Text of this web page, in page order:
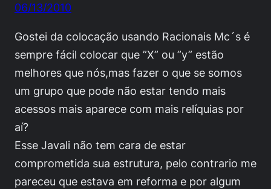
06/13/2010
Gostei da colocação usando Racionais Mc´s é
sempre fácil colocar que ”X” ou ”y” estão
melhores que nós,mas fazer o que se somos
um grupo que pode não estar tendo mais
acessos mais aparece com mais relíquias por
aí?
Esse Javali não tem cara de estar
comprometida sua estrutura, pelo contrario me
pareceu que estava em reforma e por algum